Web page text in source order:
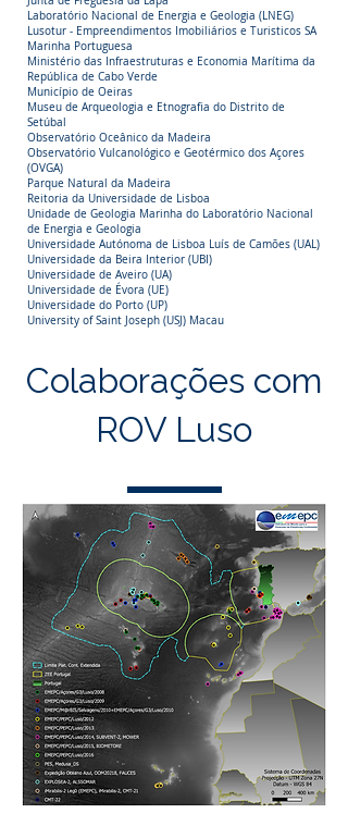
Laboratório Nacional de Energia e Geologia (LNEG)
Lusotur - Empreendimentos Imobiliários e Turisticos SA
Marinha Portuguesa
Ministério das Infraestruturas e Economia Marítima da
República de Cabo Verde
Município de Oeiras
Museu de Arqueologia e Etnografia do Distrito de
Setúbal
Observatório Oceânico da Madeira
Observatório Vulcanológico e Geotérmico dos Açores
(OVGA)
Parque Natural da Madeira
Reitoria da Universidade de Lisboa
Unidade de Geologia Marinha do Laboratório Nacional
de Energia e Geologia
Universidade Autónoma de Lisboa Luís de Camões (UAL)
Universidade da Beira Interior (UBI)
Universidade de Aveiro (UA)
Universidade de Évora (UE)
Universidade do Porto (UP)
University of Saint Joseph (USJ) Macau
Colaborações com
ROV Luso